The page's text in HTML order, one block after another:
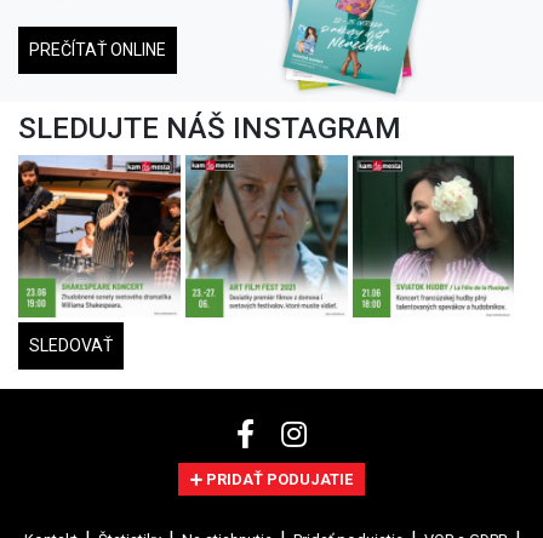
PREČÍTAŤ ONLINE
SLEDUJTE NÁŠ INSTAGRAM
SLEDOVAŤ
PRIDAŤ PODUJATIE